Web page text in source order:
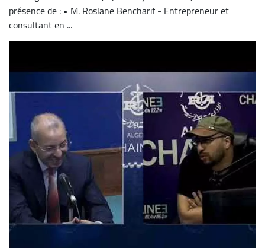
présence de : • M. Roslane Bencharif - Entrepreneur et
consultant en ...